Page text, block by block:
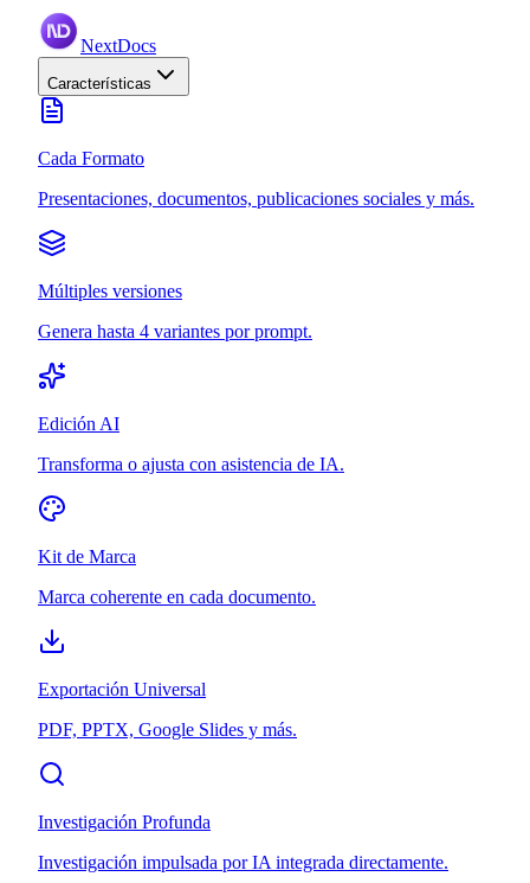
NextDocs
Características
Cada Formato
Presentaciones, documentos, publicaciones sociales y más.
Múltiples versiones
Genera hasta 4 variantes por prompt.
Edición AI
Transforma o ajusta con asistencia de IA.
Kit de Marca
Marca coherente en cada documento.
Exportación Universal
PDF, PPTX, Google Slides y más.
Investigación Profunda
Investigación impulsada por IA integrada directamente.